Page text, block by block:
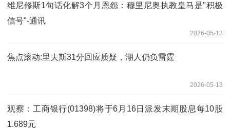
维尼修斯1句话化解3个月恩怨：穆里尼奥执教皇马是"积极
信号"-通讯
2026-05-13
焦点滚动:里夫斯31分回应质疑，湖人仍负雷霆
2026-05-13
观察：工商银行(01398)将于6月16日派发末期股息每10股
1.689元